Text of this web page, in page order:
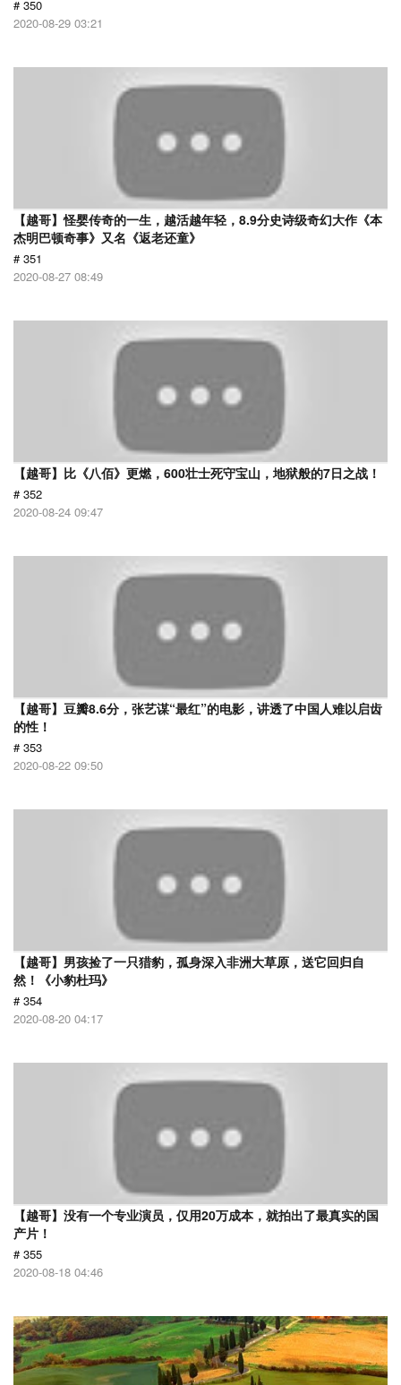
# 350
2020-08-29 03:21
【越哥】怪婴传奇的一生，越活越年轻，8.9分史诗级奇幻大作《本
杰明巴顿奇事》又名《返老还童》
# 351
2020-08-27 08:49
【越哥】比《八佰》更燃，600壮士死守宝山，地狱般的7日之战！
# 352
2020-08-24 09:47
【越哥】豆瓣8.6分，张艺谋“最红”的电影，讲透了中国人难以启齿
的性！
# 353
2020-08-22 09:50
【越哥】男孩捡了一只猎豹，孤身深入非洲大草原，送它回归自
然！《小豹杜玛》
# 354
2020-08-20 04:17
【越哥】没有一个专业演员，仅用20万成本，就拍出了最真实的国
产片！
# 355
2020-08-18 04:46